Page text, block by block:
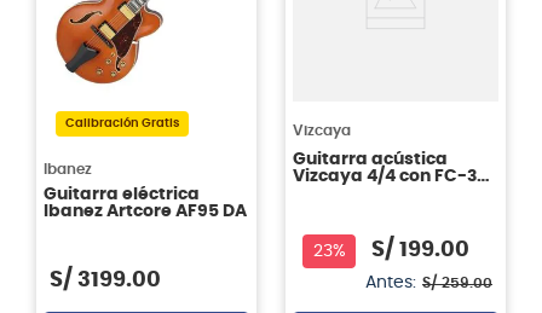
Calibración Gratis
Ibanez
Guitarra eléctrica
Ibanez Artcore AF95 DA
S/ 3199.00
Vizcaya
Guitarra acústica
Vizcaya 4/4 con FC-39
23% S/ 199.00
Antes: S/ 259.00